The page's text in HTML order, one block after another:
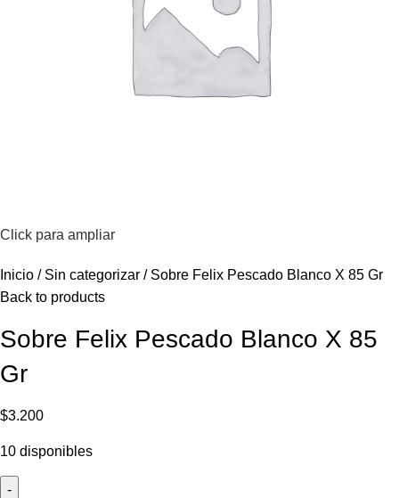
Click para ampliar
Inicio Sin categorizar
Sobre Felix Pescado Blanco X 85 Gr
Back to products
Sobre Felix Pescado Blanco X 85
Gr
$3.200
10 disponibles